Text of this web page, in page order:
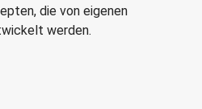
die von eigenen
werden.